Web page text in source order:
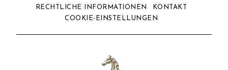
RECHTLICHE INFORMATIONEN
KONTAKT
COOKIE-EINSTELLUNGEN